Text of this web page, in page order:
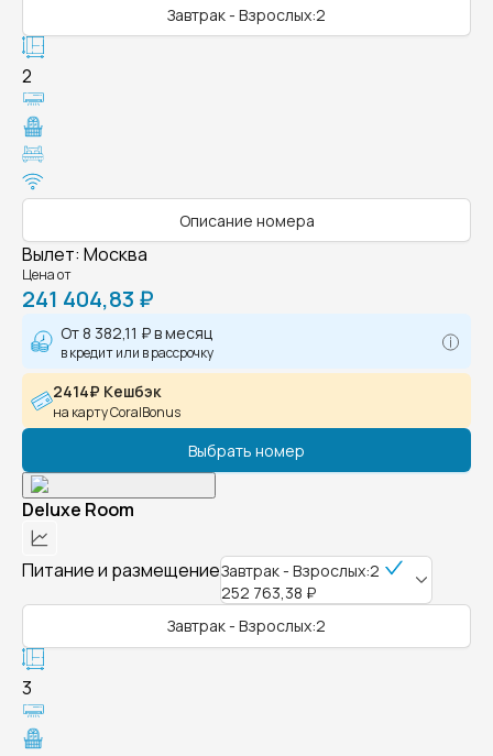
Завтрак - Взрослых:2
2
Описание номера
Вылет: Москва
Цена от
241 404,83 ₽
От 8 382,11 ₽в месяц
в кредит или в рассрочку
2414₽ Кешбэк
на карту CoralBonus
Выбрать номер
Deluxe Room
Питание и размещениеЗавтрак - Взрослых:2
252 763,38 ₽
Завтрак - Взрослых:2
3